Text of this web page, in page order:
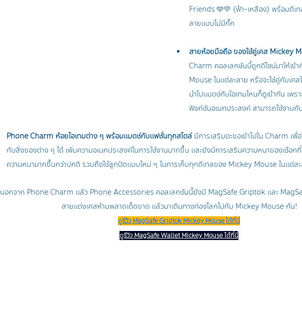
Friends 🩵💛 (ฟ้า-เหลือง) พร้อมดีเ
ลายแบบไม่มีกั๊ก
สายห้อยมือถือ ของใช้คู่เคส Mickey
Charm คอลเลกชันนี้ถูกดีไซน์มาให้เข้
Mouse ในแต่ละลาย หรือจะใช้คู่กับเค
นำไปแมตช์กับไอเทมไหนก็ดูเข้ากัน เพร
ฟังก์ชันอเนกประสงค์ สามารถใช้งาน
Phone Charm ห้อยไอเทมต่าง ๆ พร้อมแมตช์กับแฟชั่นทุกสไตล์ มีการเสริมตะขอเข้าไปใน Charm เพื่
กับสิ่งของต่าง ๆ ได้ เพิ่มความอเนกประสงค์ในการใช้งานมากขึ้น และยังมีการเสริมความหนาของเชือก
ความหนามากขึ้นกว่าปกติ รวมถึงใช้ลูกปัดแบบใหม่ ๆ ในการเก็บทุกดีเทลของ Mickey Mouse ในแต่ล
นอกจาก Phone Charm แล้ว Phone Accessories คอลเลกชันนี้ยังมี MagSafe Griptok และ
สายแต่งเคสห้ามพลาดเด็ดขาด แล้วมาเดินทางท่องโลกไปกับ Mickey Mouse กัน!
ดูรีวิว MagSafe Griptok Mickey Mouse ได้ที่นี่
ดูรีวิว MagSafe Wallet Mickey Mouse ได้ที่นี่